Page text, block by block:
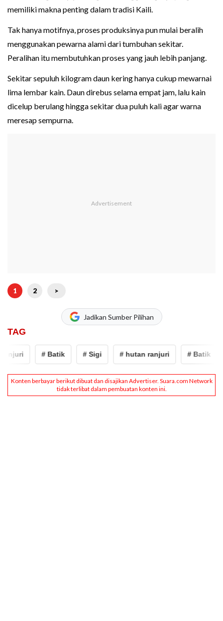
memiliki makna penting dalam tradisi Kaili.
Tak hanya motifnya, proses produksinya pun mulai beralih
menggunakan pewarna alami dari tumbuhan sekitar.
Peralihan itu membutuhkan proses yang jauh lebih panjang.
Sekitar sepuluh kilogram daun kering hanya cukup mewarnai
lima lembar kain. Daun direbus selama empat jam, lalu kain
dicelup berulang hingga sekitar dua puluh kali agar warna
meresap sempurna.
1 2 >
Jadikan Sumber Pilihan
TAG
# Batik # Sigi # hutan ranjuri # Batik